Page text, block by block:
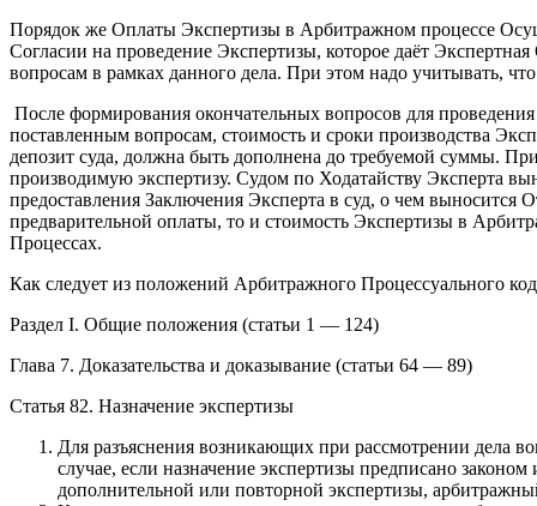
Порядок же Оплаты Экспертизы в Арбитражном процессе
Согласии на проведение Экспертизы, которое даёт
вопросам в рамках данного дела. При этом надо учитывать,
После формирования окончательных вопросов для
поставленным вопросам, стоимость и сроки производства
депозит суда, должна быть дополнена до требуемой суммы.
производимую экспертизу. Судом по Ходатайству Эксперта
предоставления Заключения Эксперта в суд, о чем выносится
предварительной оплаты, то и стоимость Экспертизы в
Процессах.
Как следует из положений Арбитражного Процессуального
Раздел I. Общие положения (статьи 1 — 124)
Глава 7. Доказательства и доказывание (статьи 64 — 89)
Статья 82. Назначение экспертизы
Для разъяснения возникающих при рассмотрении дела
случае, если назначение экспертизы предписано
дополнительной или повторной экспертизы,